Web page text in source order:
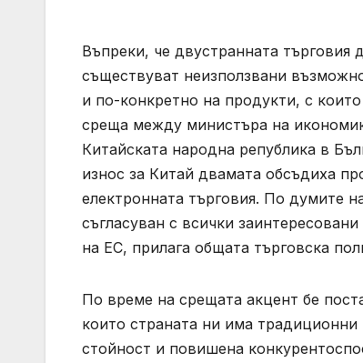
Въпреки, че двустранната
съществуват неизползвани
и по-конкретно на продукти, с
среща между министъра на
Китайската народна република в
износ за Китай двамата обсъдиха
електронната търговия. По думите
съгласуван с всички
на ЕС, прилага общата търговска
По време на срещата акцент бе
които страната ни има
стойност и повишена